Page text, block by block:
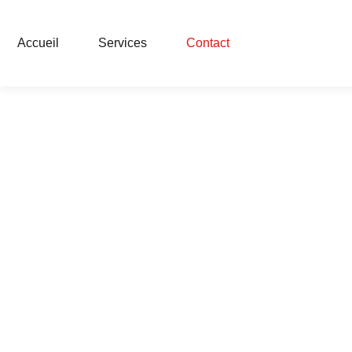
Accueil Services Contact